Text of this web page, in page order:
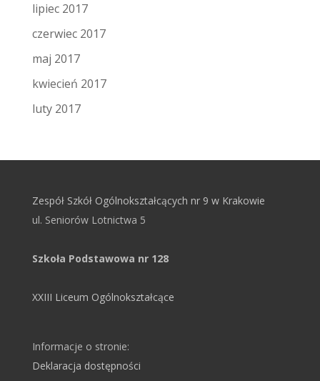
lipiec 2017
czerwiec 2017
maj 2017
kwiecień 2017
luty 2017
Zespół Szkół Ogólnokształcących nr 9 w Krakowie
ul. Seniorów Lotnictwa 5
Szkoła Podstawowa nr 128
XXIII Liceum Ogólnokształcące
Informacje o stronie:
Deklaracja dostępności